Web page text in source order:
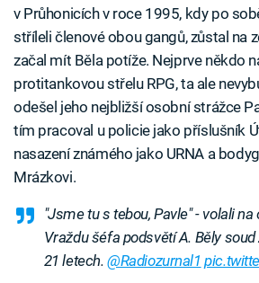
v Průhonicích v roce 1995, kdy po
stříleli členové obou gangů, zůstal na
začal mít Běla potíže. Nejprve někdo
protitankovou střelu RPG, ta ale
odešel jeho nejbližší osobní strážce
tím pracoval u policie jako příslušník
nasazení známého jako URNA a
Mrázkovi.
"Jsme tu s tebou, Pavle" - volali
Vraždu šéfa podsvětí A. Běly
21 letech.@Radiozurnal1